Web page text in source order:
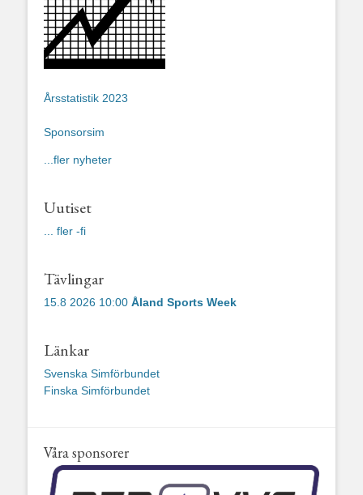
Årsstatistik 2023
Sponsorsim
...fler nyheter
Uutiset
... fler -fi
Tävlingar
15.8 2026 10:00 Åland Sports Week
Länkar
Svenska Simförbundet
Finska Simförbundet
Våra sponsorer